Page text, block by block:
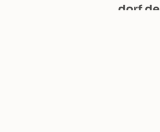
dorf.de